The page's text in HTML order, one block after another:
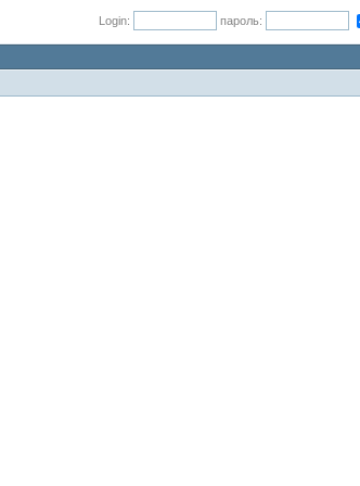
Login: пароль: